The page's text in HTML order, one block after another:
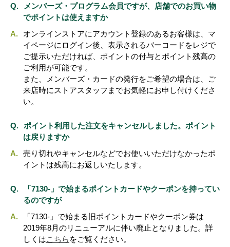
メンバーズ・プログラム会員ですが、店舗でのお買い物
でポイントは使えますか
オンラインストアにアカウント登録のあるお客様は、マ
イページにログイン後、表示されるバーコードをレジで
ご提示いただければ、ポイントの付与とポイント残高の
ご利用が可能です。
また、メンバーズ・カードの発行をご希望の場合は、ご
来店時にストアスタッフまでお気軽にお申し付けくださ
い。
ポイント利用した注文をキャンセルしました。ポイント
は戻りますか
売り切れやキャンセルなどでお使いいただけなかったポ
イントは残高にお返しいたします。
「7130-」で始まるポイントカードやクーポンを持ってい
るのですが
「7130-」で始まる旧ポイントカードやクーポン券は
2019年8月のリニューアルに伴い廃止となりました。詳
しくはこちら をご覧ください。